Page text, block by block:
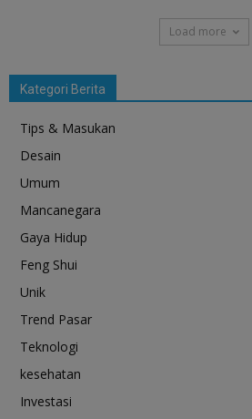
Load more
Kategori Berita
Tips & Masukan
Desain
Umum
Mancanegara
Gaya Hidup
Feng Shui
Unik
Trend Pasar
Teknologi
kesehatan
Investasi